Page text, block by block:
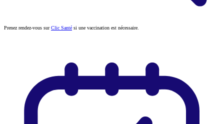
Prenez rendez-vous surClic Santé si une vaccination est nécessaire.